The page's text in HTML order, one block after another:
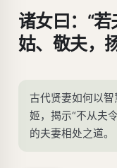
诸女曰：“
姑、敬夫，
曰：“是何
周宣王〔名
朝，姜后〔
古代贤妻如何以
姬，揭示“不从夫
的夫妻相处之道。